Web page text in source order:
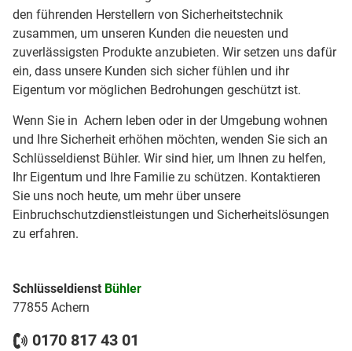
den führenden Herstellern von Sicherheitstechnik
zusammen, um unseren Kunden die neuesten und
zuverlässigsten Produkte anzubieten. Wir setzen uns dafür
ein, dass unsere Kunden sich sicher fühlen und ihr
Eigentum vor möglichen Bedrohungen geschützt ist.
Wenn Sie in Achern leben oder in der Umgebung wohnen
und Ihre Sicherheit erhöhen möchten, wenden Sie sich an
Schlüsseldienst Bühler. Wir sind hier, um Ihnen zu helfen,
Ihr Eigentum und Ihre Familie zu schützen. Kontaktieren
Sie uns noch heute, um mehr über unsere
Einbruchschutzdienstleistungen und Sicherheitslösungen
zu erfahren.
Schlüsseldienst Bühler
77855 Achern
0170 817 43 01